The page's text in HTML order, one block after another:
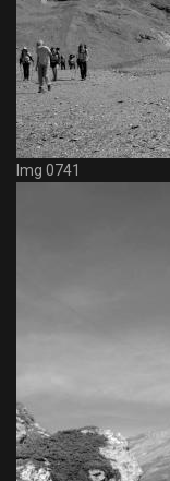
Img 0741